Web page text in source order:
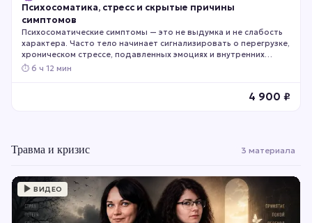
Психосоматика, стресс и скрытые причины
симптомов
Психосоматические симптомы — это не выдумка и не слабость
характера. Часто тело начинает сигнализировать о перегрузке,
хроническом стрессе, подавленных эмоциях и внутренних
конфликтах раньше, чем мы это осознаём. Этот курс поможет
⏱ 6 ч 12 мин
4 900 ₽
Травма и кризис 3 материала
ВИДЕО